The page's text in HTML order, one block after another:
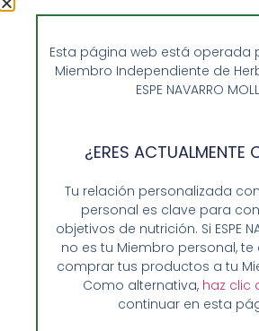
Bebidas Herbalife
298,40€
Esta página web está operada
Miembro Independiente de
ESPE NAVARRO
¿ERES ACTUALMENTE
Tu relación personalizada
personal es clave para
objetivos de nutrición. Si ESPE
no es tu Miembro personal,
comprar tus productos a tu
Como alternativa, haz clic
continuar en esta